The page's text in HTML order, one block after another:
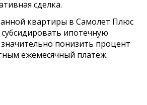
сделка.
квартиры в Самолет Плюс
ипотечную
понизить процент
ежемесячный платеж.